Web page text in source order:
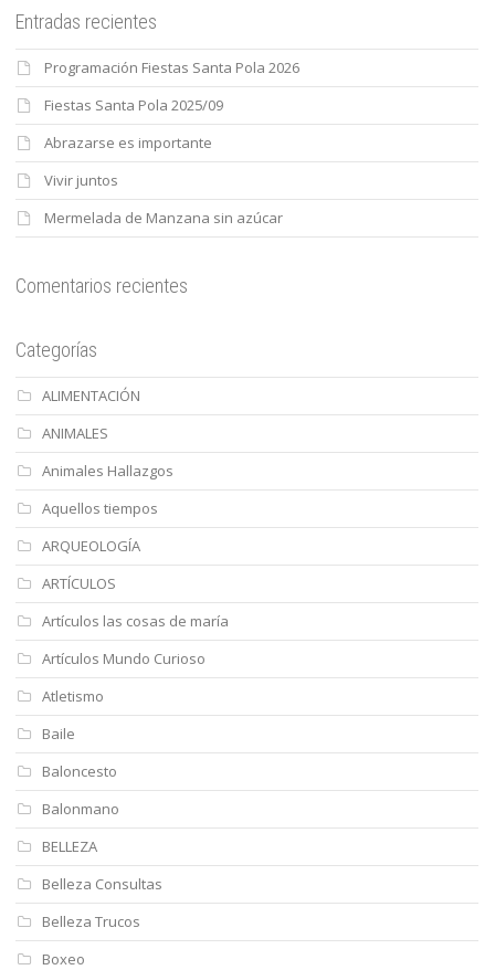
Entradas recientes
Programación Fiestas Santa Pola 2026
Fiestas Santa Pola 2025/09
Abrazarse es importante
Vivir juntos
Mermelada de Manzana sin azúcar
Comentarios recientes
Categorías
ALIMENTACIÓN
ANIMALES
Animales Hallazgos
Aquellos tiempos
ARQUEOLOGÍA
ARTÍCULOS
Artículos las cosas de maría
Artículos Mundo Curioso
Atletismo
Baile
Baloncesto
Balonmano
BELLEZA
Belleza Consultas
Belleza Trucos
Boxeo